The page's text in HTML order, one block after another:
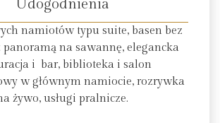
Udogodnienia
namiotów typu suite, basen bez
na sawannę, elegancka
i bar, biblioteka i salon
w głównym namiocie, rozrywka
żywo, usługi pralnicze.